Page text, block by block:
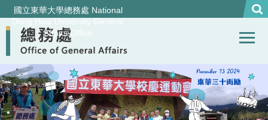
Jump
to
the
main
content
block
國立東華大學總務處 National
Dong Hwa University General
Affairs Office